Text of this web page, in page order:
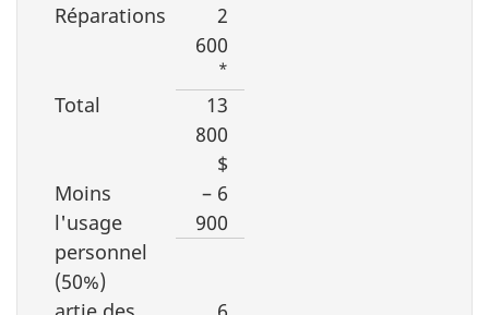
Réparations
2
600
*
Total
13
800
$
Moins
l'usage
personnel
(50%)
– 6
900